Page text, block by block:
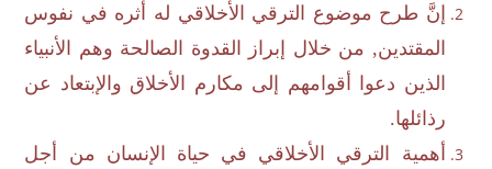
إنَّ طرح موضوع الترقي الأخلاقي له أثره في نفوس
المقتدين, من خلال إبراز القدوة الصالحة وهم الأنبياء
الذين دعوا أقوامهم إلى مكارم الأخلاق والإبتعاد عن
رذائلها.
أهمية الترقي الأخلاقي في حياة الإنسان من أجل